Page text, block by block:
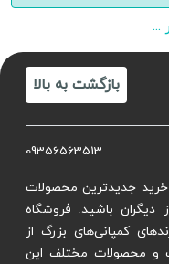
...
بازگشت به بالا
09356563513
خرید جدیدترین محصولات
دیگران باشید. فروشگاه
کمپانی‌های بزرگ از
و محصولات مختلف این